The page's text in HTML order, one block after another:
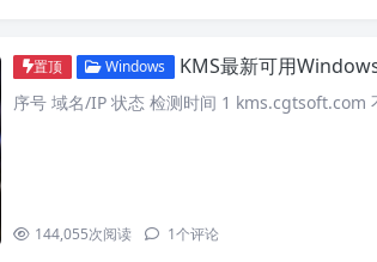
置顶 Windows KMS最新可用Windows激活
序号 域名/IP 状态 检测时间 1 kms.cgtsoft.com
144,055次阅读 1个评论